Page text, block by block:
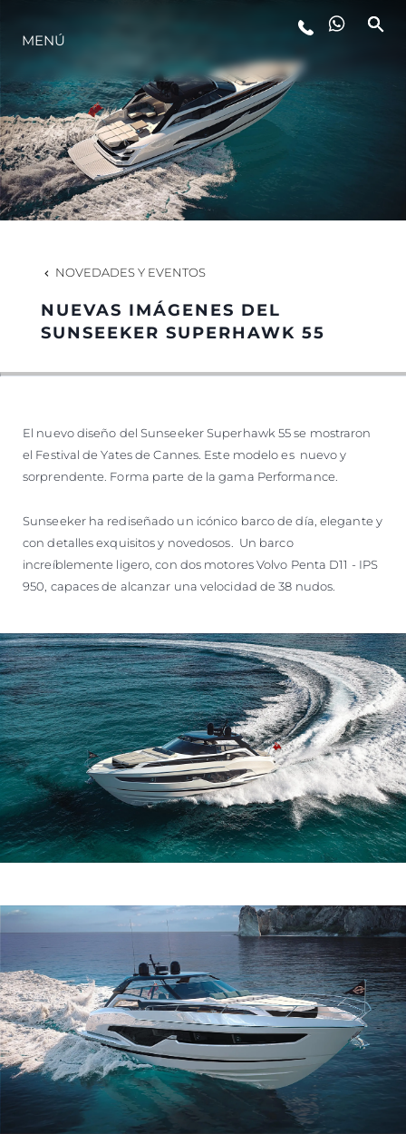
ESTILO DE VIDA
INNOVACIÓN
¿QUIÉNES SOMOS?
EL EQUIPO
HISTORIA
MENÚ
NOVEDADES Y EVENTOS
NUEVAS IMÁGENES DEL
SUNSEEKER SUPERHAWK 55
El nuevo diseño del Sunseeker Superhawk 55 se mostraron
el Festival de Yates de Cannes. Este modelo es nuevo y
sorprendente. Forma parte de la gama Performance.
Sunseeker ha rediseñado un icónico barco de día, elegante y
con detalles exquisitos y novedosos. Un barco
increíblemente ligero, con dos motores Volvo Penta D11 - IPS
950, capaces de alcanzar una velocidad de 38 nudos.